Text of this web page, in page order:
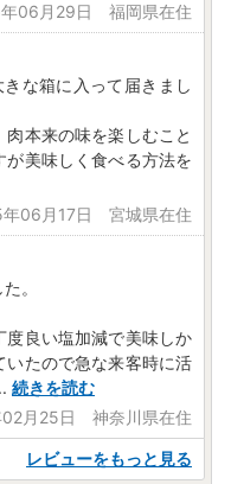
06月29日 福岡県在住
な箱に入って届きまし
本来の味を楽しむこと
美味しく食べる方法を
年06月17日 宮城県在住
。
度良い塩加減で美味しか
いたので急な来客時に活
続きを読む
月25日 神奈川県在住
レビューをもっと見る